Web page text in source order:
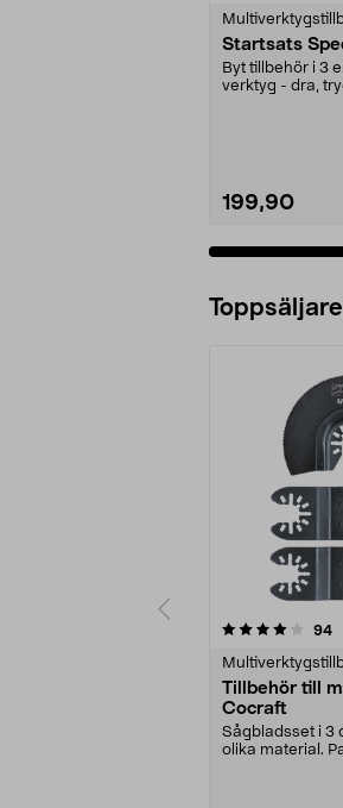
Startsats
Byt tillbehör i 3
verktyg - dra,
199,90
94
Tillbehör till
Cocraft
Sågbladsset i 3
olika material.
5.0